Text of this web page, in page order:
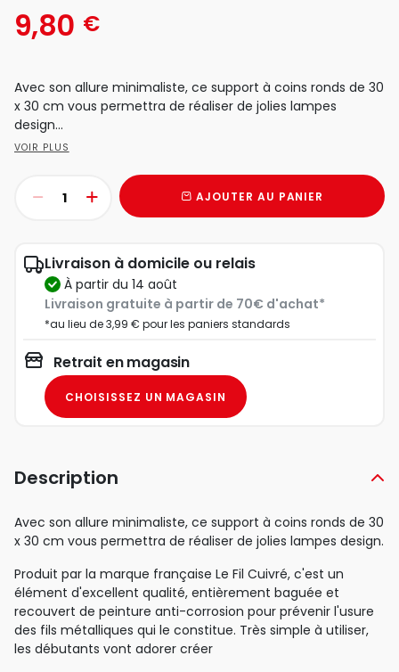
9,80 €
Avec son allure minimaliste, ce support à coins ronds de 30
x 30 cm vous permettra de réaliser de jolies lampes
design...
VOIR PLUS
AJOUTER AU PANIER
Livraison à domicile ou relais
à partir du 14 août
Livraison gratuite à partir de 70€ d'achat*
*au lieu de 3,99 € pour les paniers standards
Retrait en magasin
CHOISISSEZ UN MAGASIN
Description
Avec son allure minimaliste, ce support à coins ronds de 30
x 30 cm vous permettra de réaliser de jolies lampes design.
Produit par la marque française Le Fil Cuivré, c'est un
élément d'excellent qualité, entièrement baguée et
recouvert de peinture anti-corrosion pour prévenir l'usure
des fils métalliques qui le constitue. Très simple à utiliser,
les débutants vont adorer créer